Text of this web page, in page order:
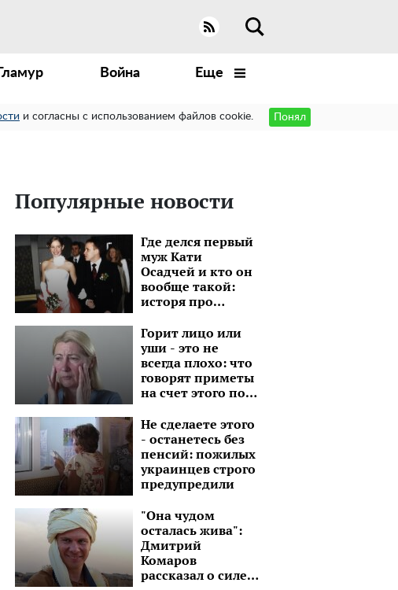
Война Еще
и согласны с использованием файлов cookie. Понял
Популярные новости
Где делся первый
муж Кати
Осадчей и кто он
вообще такой:
исторя про
который на 15 лет
старше
Горит лицо или
уши - это не
всегда плохо: что
говорят приметы
на счет этого по
Не сделаете этого
- останетесь без
пенсий: пожилых
украинцев строго
предупредили
"Она чудом
осталась жива":
Дмитрий
Комаров
рассказал о силе